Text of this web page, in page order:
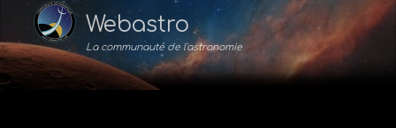
Webastro
La communauté de l'astronomie